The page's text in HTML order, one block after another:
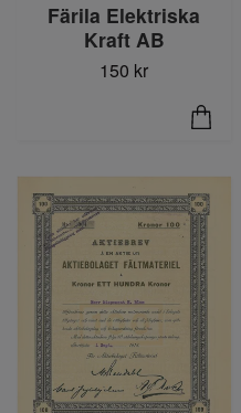
Färila Elektriska
Kraft AB
150 kr